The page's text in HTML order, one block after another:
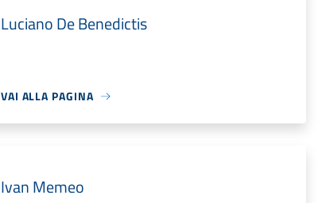
Luciano De Benedictis
VAI ALLA PAGINA
Ivan Memeo